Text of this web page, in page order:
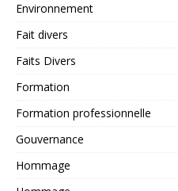
Environnement
Fait divers
Faits Divers
Formation
Formation professionnelle
Gouvernance
Hommage